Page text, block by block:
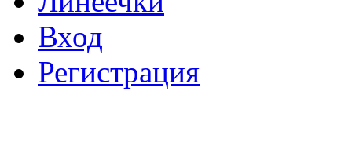
Вход
Регистрация